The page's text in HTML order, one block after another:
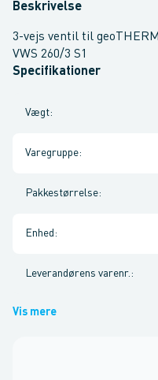
Beskrivelse
3-vejs ventil til
VWS 260/3 S1
Specifikationer
Vægt:
Varegruppe:
Pakkestørrelse:
Enhed :
Leverandørens varenr. :
Vis mere